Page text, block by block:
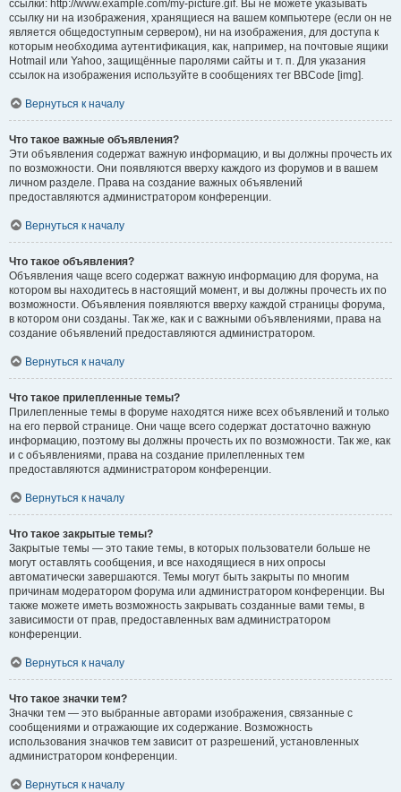
ссылки: http://www.example.com/my-picture.gif. Вы не можете указывать
ссылку ни на изображения, хранящиеся на вашем компьютере (если он не
является общедоступным сервером), ни на изображения, для доступа к
которым необходима аутентификация, как, например, на почтовые ящики
Hotmail или Yahoo, защищённые паролями сайты и т. п. Для указания
ссылок на изображения используйте в сообщениях тег BBCode [img].
Вернуться к началу
Что такое важные объявления?
Эти объявления содержат важную информацию, и вы должны прочесть их
по возможности. Они появляются вверху каждого из форумов и в вашем
личном разделе. Права на создание важных объявлений
предоставляются администратором конференции.
Вернуться к началу
Что такое объявления?
Объявления чаще всего содержат важную информацию для форума, на
котором вы находитесь в настоящий момент, и вы должны прочесть их по
возможности. Объявления появляются вверху каждой страницы форума,
в котором они созданы. Так же, как и с важными объявлениями, права на
создание объявлений предоставляются администратором.
Вернуться к началу
Что такое прилепленные темы?
Прилепленные темы в форуме находятся ниже всех объявлений и только
на его первой странице. Они чаще всего содержат достаточно важную
информацию, поэтому вы должны прочесть их по возможности. Так же, как
и с объявлениями, права на создание прилепленных тем
предоставляются администратором конференции.
Вернуться к началу
Что такое закрытые темы?
Закрытые темы — это такие темы, в которых пользователи больше не
могут оставлять сообщения, и все находящиеся в них опросы
автоматически завершаются. Темы могут быть закрыты по многим
причинам модератором форума или администратором конференции. Вы
также можете иметь возможность закрывать созданные вами темы, в
зависимости от прав, предоставленных вам администратором
конференции.
Вернуться к началу
Что такое значки тем?
Значки тем — это выбранные авторами изображения, связанные с
сообщениями и отражающие их содержание. Возможность
использования значков тем зависит от разрешений, установленных
администратором конференции.
Вернуться к началу